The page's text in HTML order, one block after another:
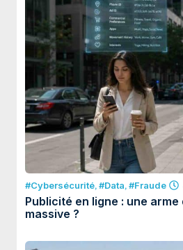
#Cybersécurité,#Data,#Fraude
Publicité en ligne : une
massive ?